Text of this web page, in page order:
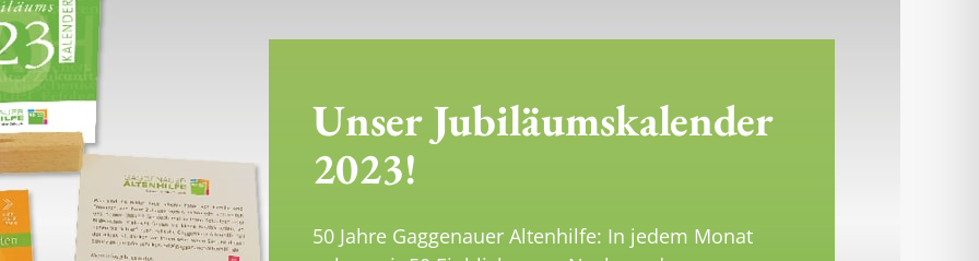
Unser Jubiläumskalender
2023!
50 Jahre Gaggenauer Altenhilfe: In jedem Monat